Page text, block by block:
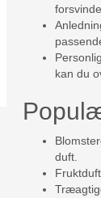
kan du
duft.